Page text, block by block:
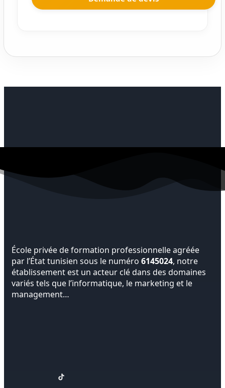
École privée de formation professionnelle agréée
par l’État tunisien sous le numéro 6145024, notre
établissement est un acteur clé dans des domaines
variés tels que l’informatique, le marketing et le
management…